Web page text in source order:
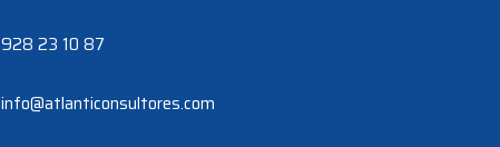
928 23 10 87
info@atlanticonsultores.com